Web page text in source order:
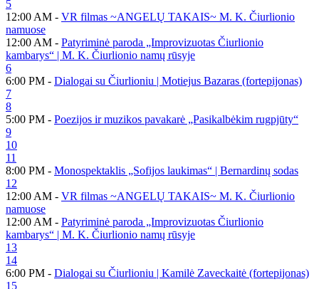
5
12:00 AM - VR filmas ~ANGELŲ TAKAIS~ M. K. Čiurlionio
namuose
12:00 AM - Patyriminė paroda „Improvizuotas Čiurlionio
kambarys“ | M. K. Čiurlionio namų rūsyje
6
6:00 PM - Dialogai su Čiurlioniu | Motiejus Bazaras (fortepijonas)
7
8
5:00 PM - Poezijos ir muzikos pavakarė „Pasikalbėkim rugpjūty“
9
10
11
8:00 PM - Monospektaklis „Sofijos laukimas“ | Bernardinų sodas
12
12:00 AM - VR filmas ~ANGELŲ TAKAIS~ M. K. Čiurlionio
namuose
12:00 AM - Patyriminė paroda „Improvizuotas Čiurlionio
kambarys“ | M. K. Čiurlionio namų rūsyje
13
14
6:00 PM - Dialogai su Čiurlioniu | Kamilė Zaveckaitė (fortepijonas)
15